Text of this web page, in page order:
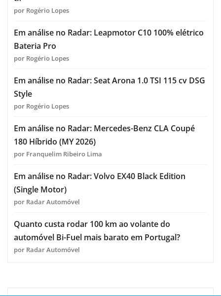
por Rogério Lopes
Em análise no Radar: Leapmotor C10 100% elétrico
Bateria Pro
por Rogério Lopes
Em análise no Radar: Seat Arona 1.0 TSI 115 cv DSG
Style
por Rogério Lopes
Em análise no Radar: Mercedes-Benz CLA Coupé
180 Híbrido (MY 2026)
por Franquelim Ribeiro Lima
Em análise no Radar: Volvo EX40 Black Edition
(Single Motor)
por Radar Automóvel
Quanto custa rodar 100 km ao volante do
automóvel Bi-Fuel mais barato em Portugal?
por Radar Automóvel